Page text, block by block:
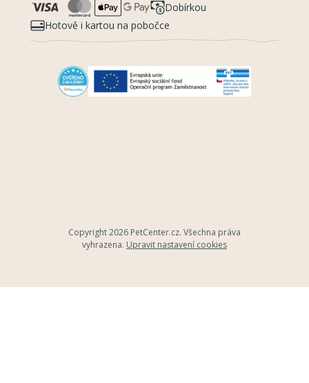
Dobírkou
Hotově i kartou na pobočce
Copyright 2026 PetCenter.cz. Všechna práva
vyhrazena. Upravit nastavení cookies